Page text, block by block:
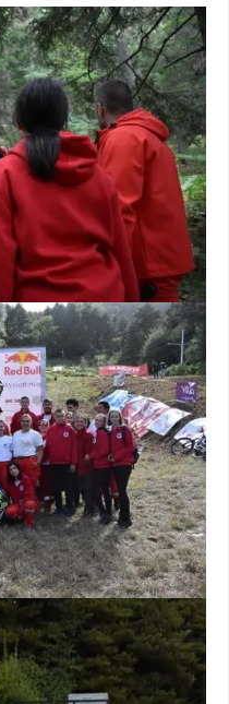
ЦКРМ
ЦКРМ
И РАЗВОЈ
ПОСТАВЕНОСТ
ПРАВО
ВРЕДНОСТИ
НА АМБЛЕМОТ
ДЕЈНОСТ
ПРИ КАТАСТРОФИ
ООЦК
ВОДНО